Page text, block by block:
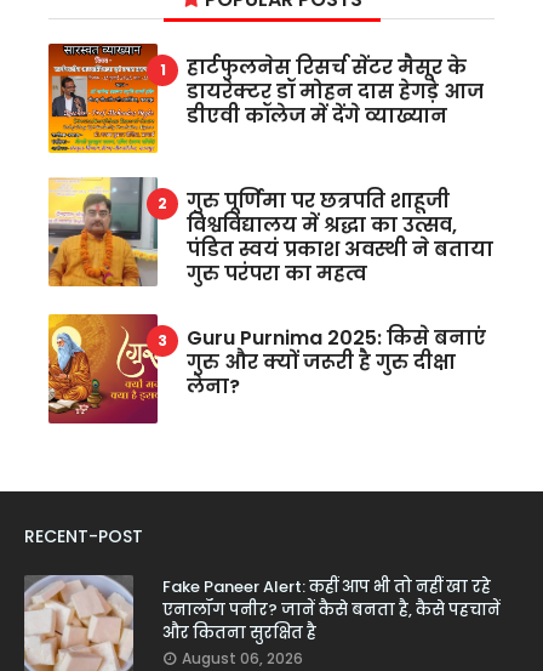
हार्टफुलनेस रिसर्च सेंटर मैसूर के
डायरेक्टर डॉ मोहन दास हेगड़े आज
डीएवी कॉलेज में देंगे व्याख्यान
गुरु पूर्णिमा पर छत्रपति शाहूजी
विश्वविद्यालय में श्रद्धा का उत्सव,
पंडित स्वयं प्रकाश अवस्थी ने बताया
गुरु परंपरा का महत्व
Guru Purnima 2025: किसे बनाएं
गुरु और क्यों जरूरी है गुरु दीक्षा
लेना?
RECENT-POST
Fake Paneer Alert: कहीं आप भी तो नहीं खा रहे
एनालॉग पनीर? जानें कैसे बनता है, कैसे पहचानें
और कितना सुरक्षित है
August 06, 2026